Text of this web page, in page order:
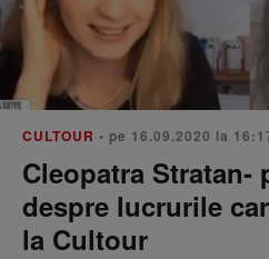
CULTOUR • pe 16.09.2020 la
Cleopatra Stratan-
despre lucrurile
la Cultour